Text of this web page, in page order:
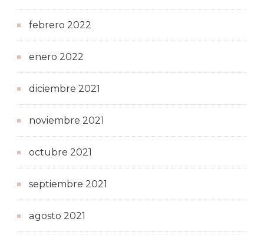
febrero 2022
enero 2022
diciembre 2021
noviembre 2021
octubre 2021
septiembre 2021
agosto 2021